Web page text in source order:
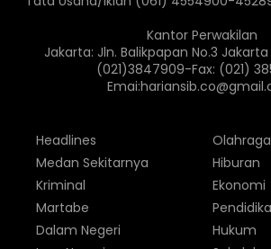
Kantor Perwakilan
Jakarta: Jln. Balikpapan No.3 Jakarta
(021)3847909-Fax: (021)
Headlines
Medan Sekitarnya
Kriminal
Martabe
Dalam Negeri
Olahraga
Hiburan
Ekonomi
Hukum